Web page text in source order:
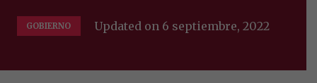
GOBIERNO Updated on 6 septiembre, 2022